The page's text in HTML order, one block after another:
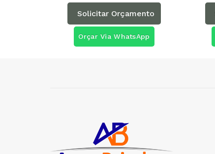
Solicitar Orçamento
Orçar Via WhatsApp